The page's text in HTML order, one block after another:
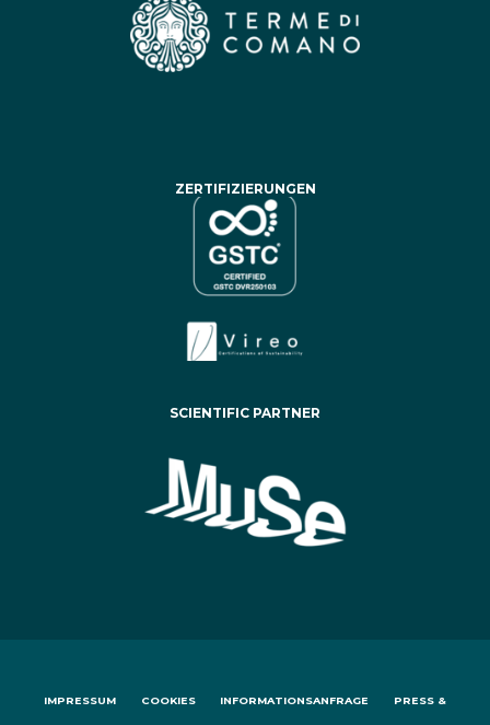
ZERTIFIZIERUNGEN
SCIENTIFIC PARTNER
IMPRESSUM COOKIES INFORMATIONSANFRAGE PRESS &